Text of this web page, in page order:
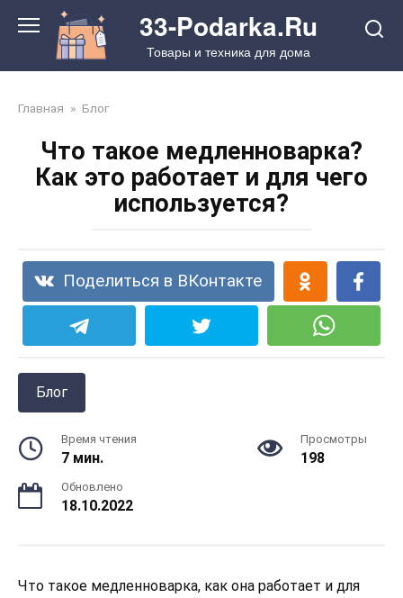
контенту
33-Podarka.Ru
Товары и техника для дома
Главная » Блог
Что такое медленноварка?
Как это работает и для чего
используется?
Поделиться в ВКонтакте
Блог
Время чтения
7 мин.
Просмотры
198
Обновлено
18.10.2022
Что такое медленноварка, как она работает и для